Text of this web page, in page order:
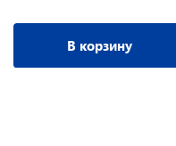
В корзину